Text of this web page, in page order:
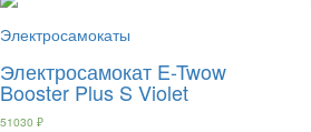
Электросамокаты
Электросамокат E-Twow
Booster Plus S Violet
51030 ₽